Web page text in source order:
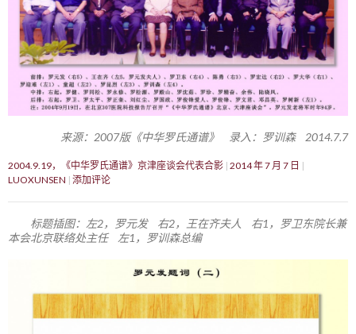
来源：2007版《中华罗氏通谱》 录入：罗训森 2014.7.7
2004.9.19，《中华罗氏通谱》京津座谈会代表合影 2014 年 7 月 7 日
LUOXUNSEN 添加评论
标题插图：左2，罗元发 右2，王在齐夫人 右1，罗卫东院长兼
本会北京联络处主任 左1，罗训森总编